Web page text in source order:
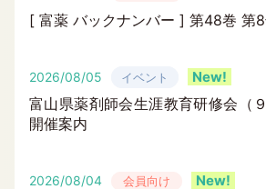
[ 富薬 バックナンバー ] 第48巻 第
2026/08/05 イベント
富山県薬剤師会生涯教育研修会（９
開催案内
2026/08/04 会員向け